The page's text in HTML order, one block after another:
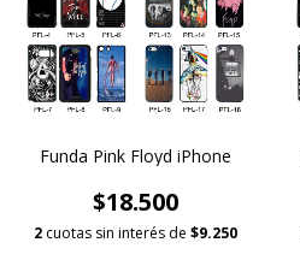
Funda Pink Floyd iPhone
$18.500
2 cuotas sin interés de $9.250